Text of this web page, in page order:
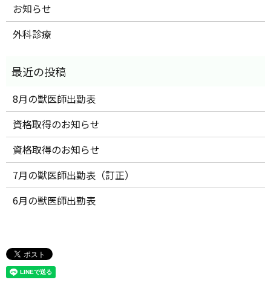
お知らせ
外科診療
8月の獣医師出勤表
資格取得のお知らせ
資格取得のお知らせ
7月の獣医師出勤表（訂正）
6月の獣医師出勤表